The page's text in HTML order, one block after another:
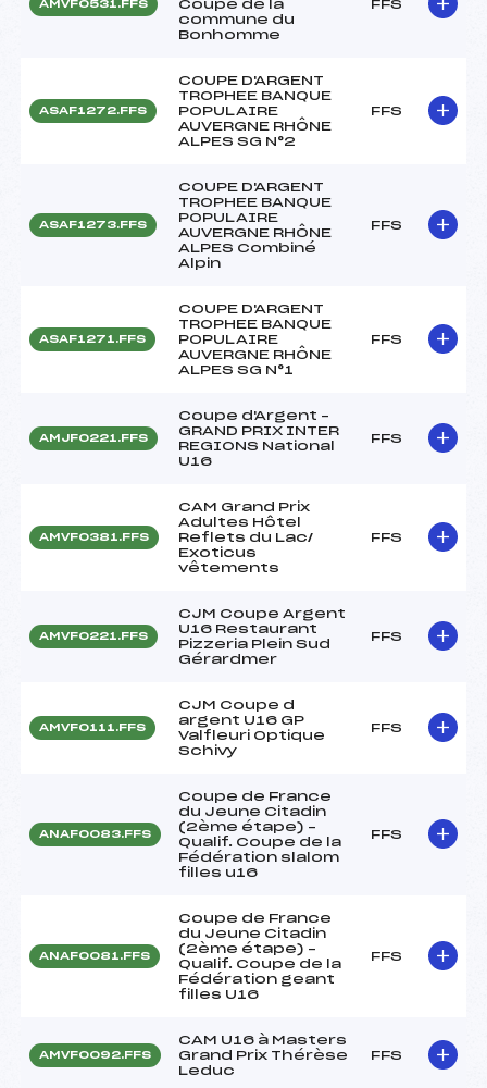
AMVF0531.FFS
Coupe de la
commune du
Bonhomme
FFS
ASAF1272.FFS
COUPE D'ARGENT
TROPHEE BANQUE
POPULAIRE
AUVERGNE RHÔNE
ALPES SG N°2
FFS
ASAF1273.FFS
COUPE D'ARGENT
TROPHEE BANQUE
POPULAIRE
AUVERGNE RHÔNE
ALPES Combiné
Alpin
FFS
ASAF1271.FFS
COUPE D'ARGENT
TROPHEE BANQUE
POPULAIRE
AUVERGNE RHÔNE
ALPES SG N°1
FFS
AMJF0221.FFS
Coupe d'Argent –
GRAND PRIX INTER
REGIONS National
U16
FFS
AMVF0381.FFS
CAM Grand Prix
Adultes Hôtel
Reflets du Lac/
Exoticus
vêtements
FFS
AMVF0221.FFS
CJM Coupe Argent
U16 Restaurant
Pizzeria Plein Sud
Gérardmer
FFS
AMVF0111.FFS
CJM Coupe d
argent U16 GP
Valfleuri Optique
Schivy
FFS
ANAF0083.FFS
Coupe de France
du Jeune Citadin
(2ème étape) –
Qualif. Coupe de la
Fédération slalom
filles u16
FFS
ANAF0081.FFS
Coupe de France
du Jeune Citadin
(2ème étape) –
Qualif. Coupe de la
Fédération geant
filles U16
FFS
AMVF0092.FFS
CAM U16 à Masters
Grand Prix Thérèse
Leduc
FFS